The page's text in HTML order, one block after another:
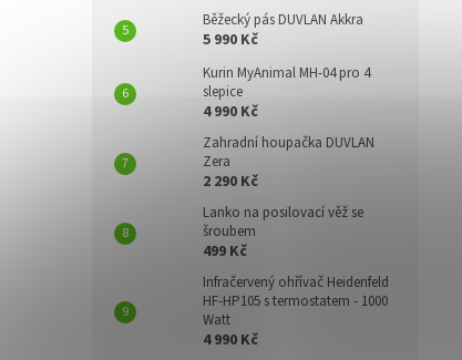
Běžecký pás DUVLAN Akkra
5 990 Kč
Kurin MyAnimal MH-04 pro 4
slepice
4 990 Kč
Zahradní houpačka DUVLAN
Zera
2 290 Kč
Lanko na posilovací věž se
šroubem
499 Kč
Infračervený ohřívač Heidenfeld
HF-HP105 s termostatem - 1000
Watt
4 990 Kč